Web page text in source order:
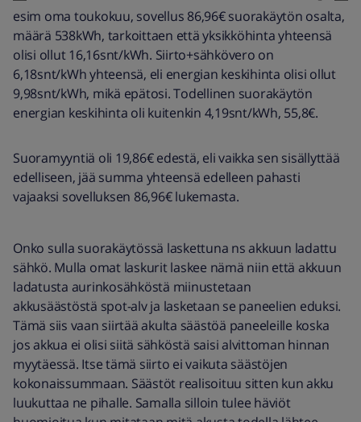
esim oma toukokuu, sovellus 86,96€ suorakäytön osalta,
määrä 538kWh, tarkoittaen että yksikköhinta yhteensä
olisi ollut 16,16snt/kWh. Siirto+sähkövero on
6,18snt/kWh yhteensä, eli energian keskihinta olisi ollut
9,98snt/kWh, mikä epätosi. Todellinen suorakäytön
energian keskihinta oli kuitenkin 4,19snt/kWh, 55,8€.
Suoramyyntiä oli 19,86€ edestä, eli vaikka sen sisällyttää
edelliseen, jää summa yhteensä edelleen pahasti
vajaaksi sovelluksen 86,96€ lukemasta.
Onko sulla suorakäytössä laskettuna ns akkuun ladattu
sähkö. Mulla omat laskurit laskee nämä niin että akkuun
ladatusta aurinkosähköstä miinustetaan
akkusäästöstä spot-alv ja lasketaan se paneelien eduksi.
Tämä siis vaan siirtää akulta säästöä paneeleille koska
jos akkua ei olisi siitä sähköstä saisi alvittoman hinnan
myytäessä. Itse tämä siirto ei vaikuta säästöjen
kokonaissummaan. Säästöt realisoituu sitten kun akku
luukuttaa ne pihalle. Samalla silloin tulee häviöt